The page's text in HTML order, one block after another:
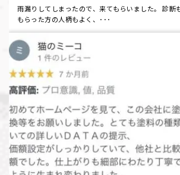
雨漏りしてしまったので、来てもらいました。 診断
もらった方の人柄もよく、･･･